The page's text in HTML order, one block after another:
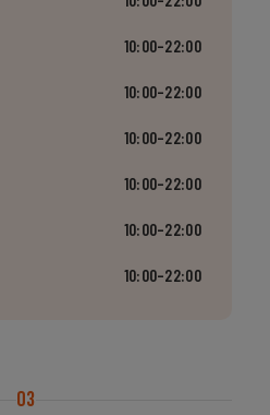
10:00–22:00
10:00–22:00
10:00–22:00
10:00–22:00
10:00–22:00
10:00–22:00
03